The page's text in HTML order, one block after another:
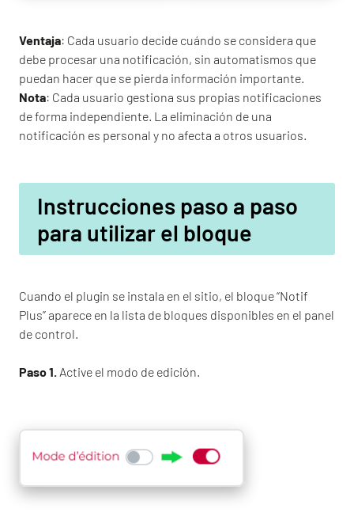
Ventaja: Cada usuario decide cuándo se considera que
debe procesar una notificación, sin automatismos que
puedan hacer que se pierda información importante.
Nota: Cada usuario gestiona sus propias notificaciones
de forma independiente. La eliminación de una
notificación es personal y no afecta a otros usuarios.
Instrucciones paso a paso
para utilizar el bloque
Cuando el plugin se instala en el sitio, el bloque “Notif
Plus” aparece en la lista de bloques disponibles en el panel
de control.
Paso 1. Active el modo de edición.